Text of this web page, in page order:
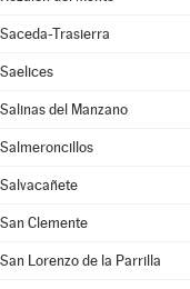
Saceda-Trasierra
Saelices
Salinas del Manzano
Salmeroncillos
Salvacañete
San Clemente
San Lorenzo de la Parrilla